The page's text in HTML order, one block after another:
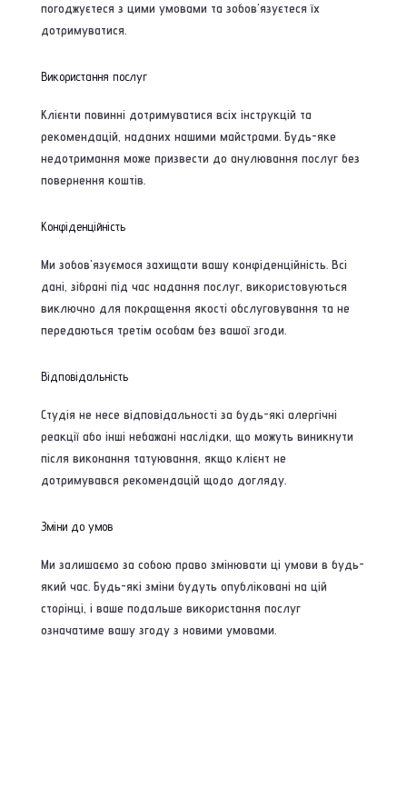
погоджуєтеся з цими умовами та зобов'язуєтеся їх
дотримуватися.
Використання послуг
Клієнти повинні дотримуватися всіх інструкцій та
рекомендацій, наданих нашими майстрами. Будь-яке
недотримання може призвести до анулювання послуг без
повернення коштів.
Конфіденційність
Ми зобов'язуємося захищати вашу конфіденційність. Всі
дані, зібрані під час надання послуг, використовуються
виключно для покращення якості обслуговування та не
передаються третім особам без вашої згоди.
Відповідальність
Студія не несе відповідальності за будь-які алергічні
реакції або інші небажані наслідки, що можуть виникнути
після виконання татуювання, якщо клієнт не
дотримувався рекомендацій щодо догляду.
Зміни до умов
Ми залишаємо за собою право змінювати ці умови в будь-
який час. Будь-які зміни будуть опубліковані на цій
сторінці, і ваше подальше використання послуг
означатиме вашу згоду з новими умовами.